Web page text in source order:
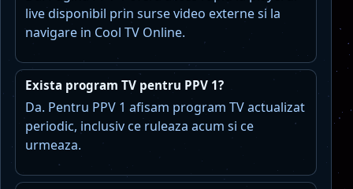
live disponibil prin surse video externe si la
navigare in Cool TV Online.
Exista program TV pentru PPV 1?
Da. Pentru PPV 1 afisam program TV actualizat
periodic, inclusiv ce ruleaza acum si ce
urmeaza.